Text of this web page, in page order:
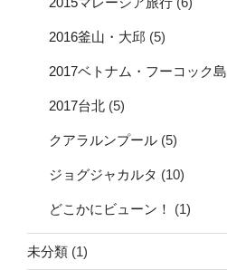
2016釜山・大邱 (5)
2017ベトナム・フーコック島
2017台北 (5)
クアラルンプール (5)
ジョグジャカルタ (10)
どこかにビューン！ (1)
未分類 (1)